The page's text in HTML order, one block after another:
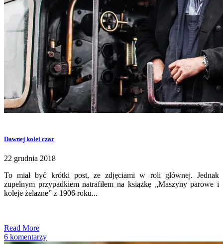
Dawnej kolei czar
22 grudnia 2018
To miał być krótki post, ze zdjęciami w roli głównej. Jednak
zupełnym przypadkiem natrafiłem na książkę „Maszyny parowe i
koleje żelazne” z 1906 roku...
Read More
6 komentarzy